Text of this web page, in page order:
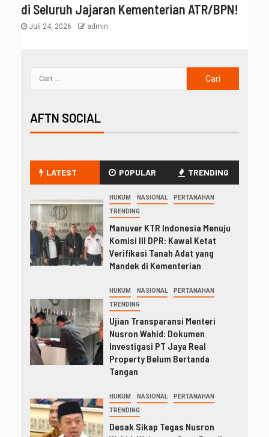
di Seluruh Jajaran Kementerian ATR/BPN!
Juli 24, 2026 admin
AFTN SOCIAL
LATEST POPULAR TRENDING
HUKUM NASIONAL PERTANAHAN
TRENDING
Manuver KTR Indonesia Menuju
Komisi III DPR: Kawal Ketat
Verifikasi Tanah Adat yang
Mandek di Kementerian
HUKUM NASIONAL PERTANAHAN
TRENDING
Ujian Transparansi Menteri
Nusron Wahid: Dokumen
Investigasi PT Jaya Real
Property Belum Bertanda
Tangan
HUKUM NASIONAL PERTANAHAN
TRENDING
Desak Sikap Tegas Nusron